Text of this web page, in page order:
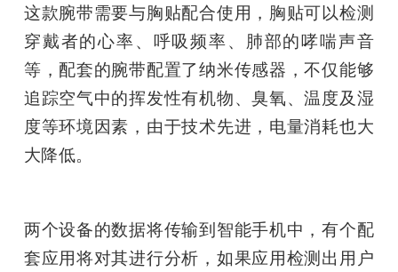
课
动
这款腕带需要与胸贴配合使用，胸贴可以检测
穿戴者的心率、呼吸频率、肺部的哮喘声音
等，配套的腕带配置了纳米传感器，不仅能够
追踪空气中的挥发性有机物、臭氧、温度及湿
度等环境因素，由于技术先进，电量消耗也大
大降低。
两个设备的数据将传输到智能手机中，有个配
套应用将对其进行分析，如果应用检测出用户